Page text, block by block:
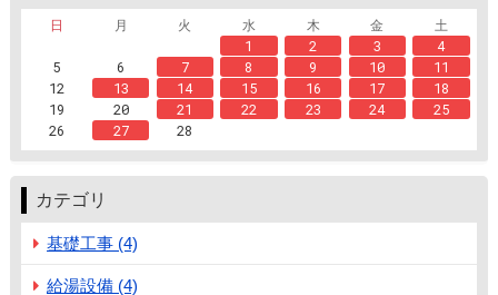
日
月 火 水 木 金
土
1
2 3
4
5
6 7 8 9 10
11
12
13 14 15 16 17
18
19
20 21 22 23 24
25
26
27 28
カテゴリ
基礎工事 (4)
給湯設備 (4)